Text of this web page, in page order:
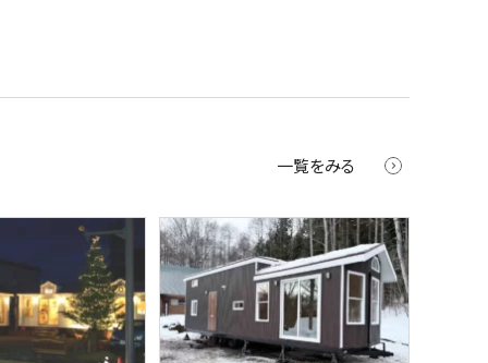
一覧をみる